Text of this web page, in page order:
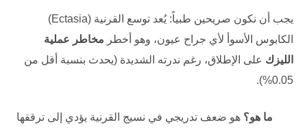
يجب أن نكون صريحين طبياً: يُعد توسع القرنية (Ectasia)
الكابوس الأسوأ لأي جراح عيون، وهو أخطر مخاطر عملية
الليزك على الإطلاق، رغم ندرته الشديدة (يحدث بنسبة أقل من
0.05%).
ما هو؟ هو ضعف تدريجي في نسيج القرنية يؤدي إلى ترققها